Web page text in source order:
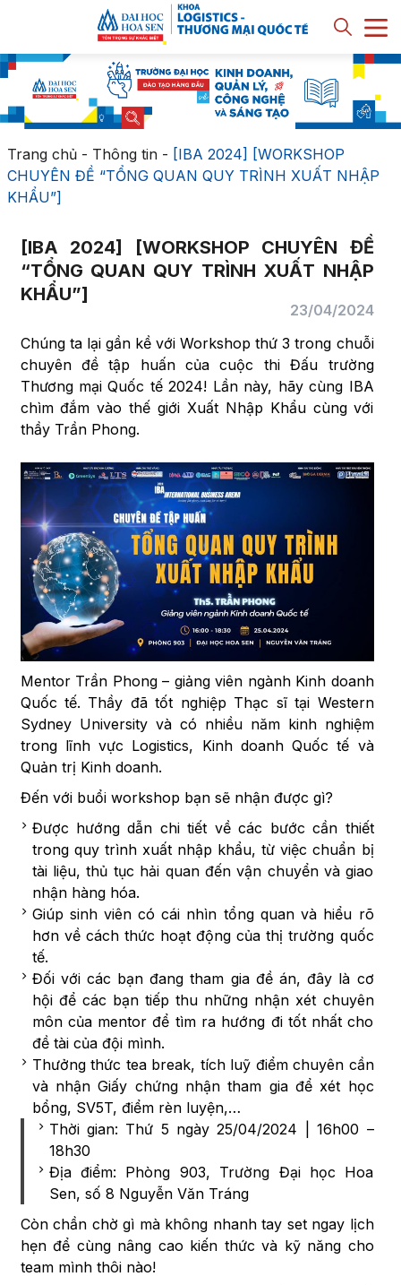
Trang chủ- Thông tin- [IBA 2024] [WORKSHOP
CHUYÊN ĐỀ “TỔNG QUAN QUY TRÌNH XUẤT NHẬP
KHẨU”]
[IBA 2024] [WORKSHOP CHUYÊN ĐỀ
“TỔNG QUAN QUY TRÌNH XUẤT NHẬP
KHẨU”]
23/04/2024
Chúng ta lại gần kề với Workshop thứ 3 trong chuỗi
chuyên đề tập huấn của cuộc thi Đấu trường
Thương mại Quốc tế 2024! Lần này, hãy cùng IBA
chìm đắm vào thế giới Xuất Nhập Khẩu cùng với
thầy Trần Phong.
Mentor Trần Phong – giảng viên ngành Kinh doanh
Quốc tế. Thầy đã tốt nghiệp Thạc sĩ tại Western
Sydney University và có nhiều năm kinh nghiệm
trong lĩnh vực Logistics, Kinh doanh Quốc tế và
Quản trị Kinh doanh.
Đến với buổi workshop bạn sẽ nhận được gì?
Được hướng dẫn chi tiết về các bước cần thiết
trong quy trình xuất nhập khẩu, từ việc chuẩn bị
tài liệu, thủ tục hải quan đến vận chuyển và giao
nhận hàng hóa.
Giúp sinh viên có cái nhìn tổng quan và hiểu rõ
hơn về cách thức hoạt động của thị trường quốc
tế.
Đối với các bạn đang tham gia đề án, đây là cơ
hội để các bạn tiếp thu những nhận xét chuyên
môn của mentor để tìm ra hướng đi tốt nhất cho
đề tài của đội mình.
Thưởng thức tea break, tích luỹ điểm chuyên cần
và nhận Giấy chứng nhận tham gia để xét học
bổng, SV5T, điểm rèn luyện,…
Thời gian: Thứ 5 ngày 25/04/2024 | 16h00 –
18h30
Địa điểm: Phòng 903, Trường Đại học Hoa
Sen, số 8 Nguyễn Văn Tráng
Còn chần chờ gì mà không nhanh tay set ngay lịch
hẹn để cùng nâng cao kiến thức và kỹ năng cho
team mình thôi nào!